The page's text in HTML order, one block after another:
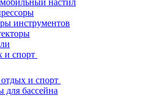
настил
инструментов
и спорт
и спорт
для бассейна